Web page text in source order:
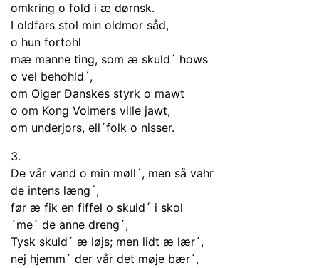
omkring o fold i æ dørnsk.
I oldfars stol min oldmor såd,
o hun fortohl
mæ manne ting, som æ skuld´ hows
o vel behohld´,
om Olger Danskes styrk o mawt
o om Kong Volmers ville jawt,
om underjors, ell´folk o nisser.
3.
De vår vand o min møll´, men så vahr
de intens læng´,
før æ fik en fiffel o skuld´ i skol
´me´ de anne dreng´,
Tysk skuld´ æ løjs; men lidt æ lær´,
nej hjemm´ der vår det møje bær´,